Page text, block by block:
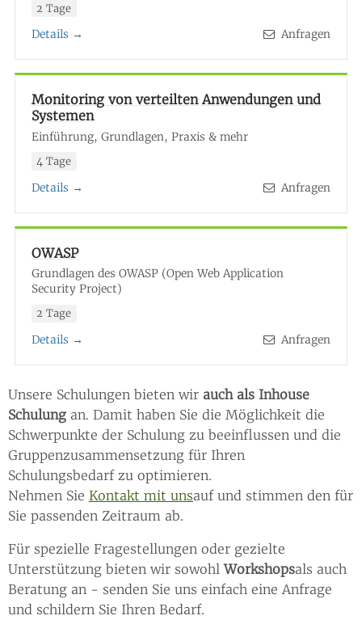
2 Tage
Details →
Anfragen
Monitoring von verteilten Anwendungen und
Systemen
Einführung, Grundlagen, Praxis & mehr
4 Tage
Details →
Anfragen
OWASP
Grundlagen des OWASP (Open Web Application
Security Project)
2 Tage
Details →
Anfragen
Unsere Schulungen bieten wir auch als Inhouse
Schulung an. Damit haben Sie die Möglichkeit die
Schwerpunkte der Schulung zu beeinflussen und die
Gruppenzusammensetzung für Ihren
Schulungsbedarf zu optimieren.
Nehmen Sie Kontakt mit unsauf und stimmen den für
Sie passenden Zeitraum ab.
Für spezielle Fragestellungen oder gezielte
Unterstützung bieten wir sowohlWorkshopsals auch
Beratung an - senden Sie uns einfach eine Anfrage
und schildern Sie Ihren Bedarf.